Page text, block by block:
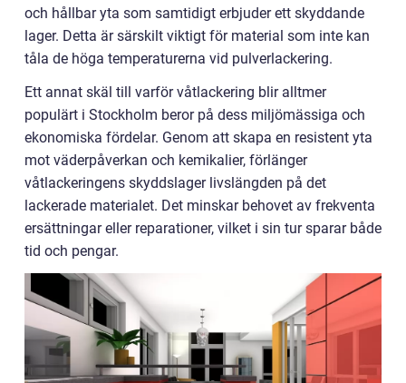
och hållbar yta som samtidigt erbjuder ett skyddande
lager. Detta är särskilt viktigt för material som inte kan
tåla de höga temperaturerna vid pulverlackering.
Ett annat skäl till varför våtlackering blir alltmer
populärt i Stockholm beror på dess miljömässiga och
ekonomiska fördelar. Genom att skapa en resistent yta
mot väderpåverkan och kemikalier, förlänger
våtlackeringens skyddslager livslängden på det
lackerade materialet. Det minskar behovet av frekventa
ersättningar eller reparationer, vilket i sin tur sparar både
tid och pengar.